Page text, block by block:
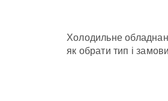
Холодильне
як обрати тип і